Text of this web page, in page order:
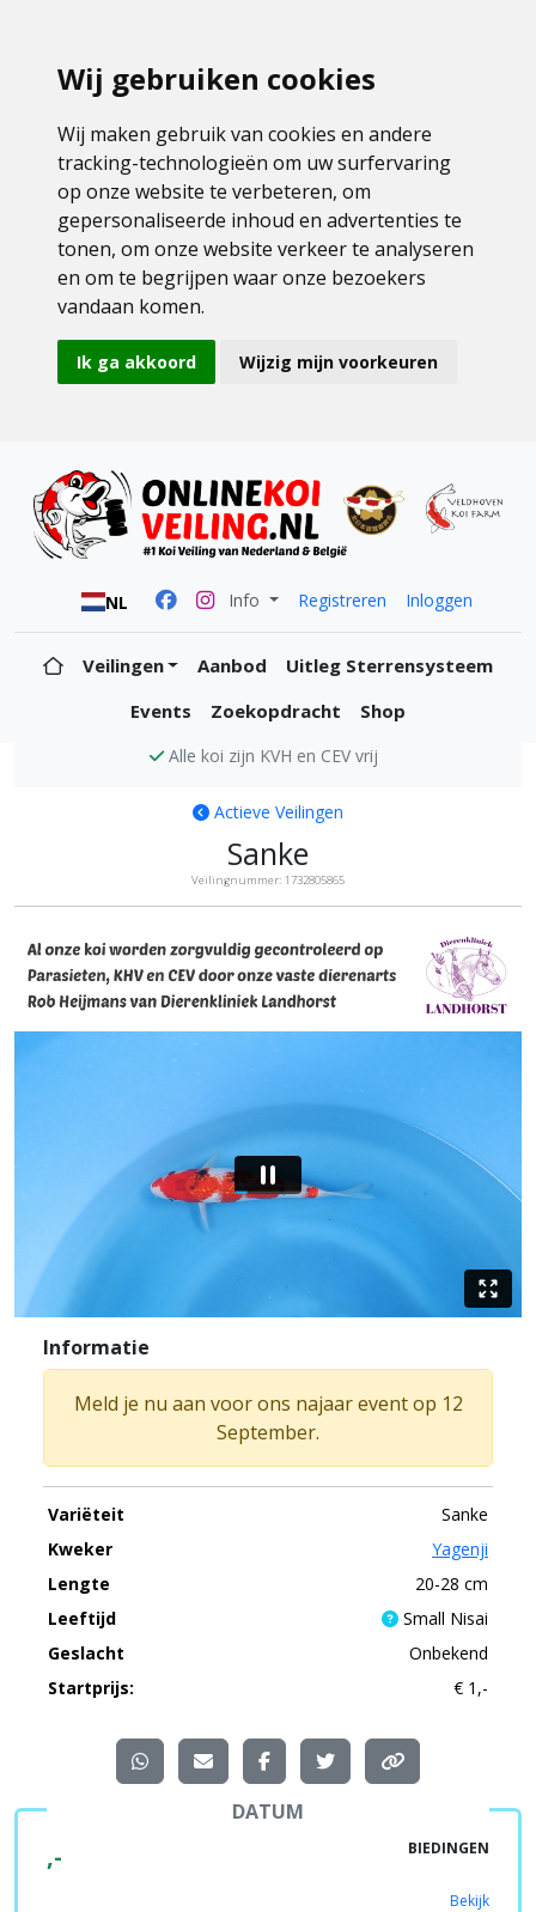
Wij gebruiken cookies
Wij maken gebruik van cookies en andere
tracking-technologieën om uw surfervaring
op onze website te verbeteren, om
gepersonaliseerde inhoud en advertenties te
tonen, om onze website verkeer te analyseren
en om te begrijpen waar onze bezoekers
vandaan komen.
Ik ga akkoord Wijzig mijn voorkeuren
NL Info Registreren Inloggen
Veilingen Aanbod
Uitleg Sterrensysteem
Events
Zoekopdracht Shop
Alle koi zijn KVH en CEV vrij
Actieve Veilingen
Sanke
Veilingnummer: 1732805865
Informatie
Meld je nu aan voor ons najaar event op 12
September.
Variëteit
Sanke
Kweker
Yagenji
Lengte
20-28 cm
Leeftijd
Small Nisai
Geslacht
Onbekend
Startprijs:
€ 1,-
DATUM
,- BIEDINGEN
Bekijk